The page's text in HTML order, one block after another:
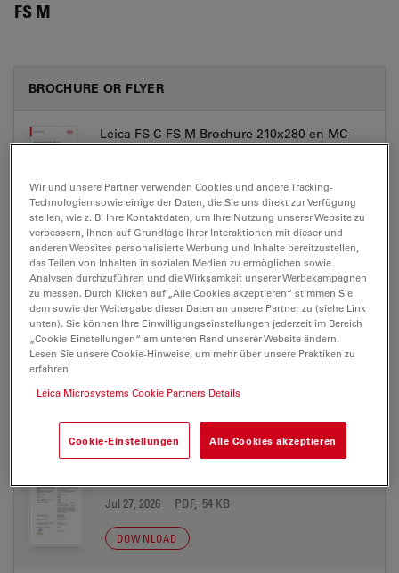
FS M
BROCHURE OR FLYER
Leica FS C-FS M Brochure 210x280 en MC-
DOWNLOAD
ZERTIFIKATE
Jul 27, 2026 PDF, 210 KB
DOWNLOAD
Jul 27, 2026 PDF, 54 KB
DOWNLOAD
Wir und unsere Partner verwenden Cookies und andere Tracking-
Technologien sowie einige der Daten, die Sie uns direkt zur Verfügung
stellen, wie z. B. Ihre Kontaktdaten, um Ihre Nutzung unserer Website zu
verbessern, Ihnen auf Grundlage Ihrer Interaktionen mit dieser und
anderen Websites personalisierte Werbung und Inhalte bereitzustellen,
das Teilen von Inhalten in sozialen Medien zu ermöglichen sowie
Analysen durchzuführen und die Wirksamkeit unserer Werbekampagnen
zu messen. Durch Klicken auf „Alle Cookies akzeptieren“ stimmen Sie
dem sowie der Weitergabe dieser Daten an unsere Partner zu (siehe Link
unten). Sie können Ihre Einwilligungseinstellungen jederzeit im Bereich
„Cookie-Einstellungen“ am unteren Rand unserer Website ändern.
Lesen Sie unsere Cookie-Hinweise, um mehr über unsere Praktiken zu
erfahren
Leica Microsystems Cookie Partners Details
Cookie-Einstellungen Alle Cookies akzeptieren